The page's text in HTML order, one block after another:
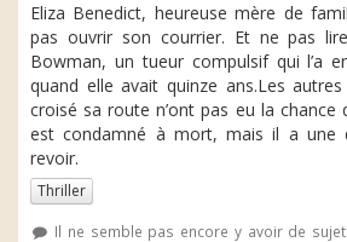
Eliza Benedict, heureuse mère de
pas ouvrir son courrier. Et ne pas
Bowman, un tueur compulsif qui l’a
quand elle avait quinze ans.Les
croisé sa route n’ont pas eu la chance
est condamné à mort, mais il a une
revoir.
Thriller
Il ne semble pas encore y avoir de